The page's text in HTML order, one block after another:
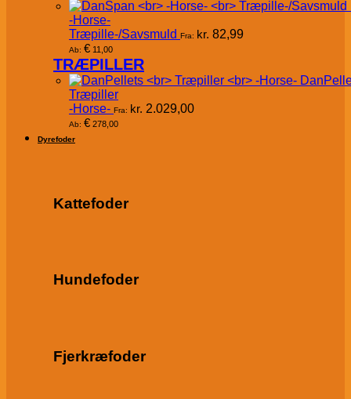
-Horse-
Træpille-/Savsmuld Fra: kr. 82,99
Ab: € 11,00
TRÆPILLER
Træpiller
-Horse- Fra: kr. 2.029,00
Ab: € 278,00
Dyrefoder
Kattefoder
Hundefoder
Fjerkræfoder